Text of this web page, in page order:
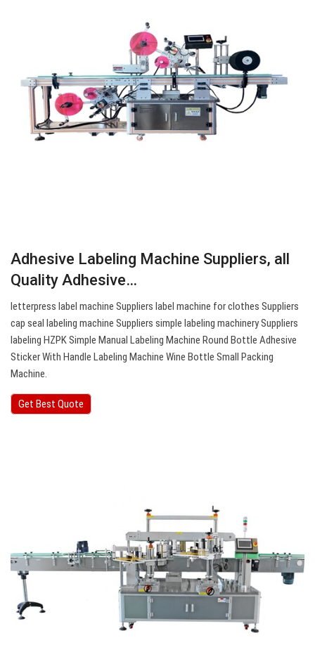
Adhesive Labeling Machine Suppliers, all
Quality Adhesive…
letterpress label machine Suppliers label machine for clothes Suppliers
cap seal labeling machine Suppliers simple labeling machinery Suppliers
labeling HZPK Simple Manual Labeling Machine Round Bottle Adhesive
Sticker With Handle Labeling Machine Wine Bottle Small Packing
Machine.
Get Best Quote